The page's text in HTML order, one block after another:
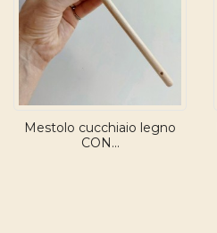
Mestolo cucchiaio legno
CON...